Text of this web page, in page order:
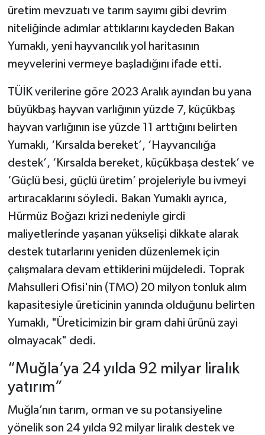
üretim mevzuatı ve tarım sayımı gibi devrim
niteliğinde adımlar attıklarını kaydeden Bakan
Yumaklı, yeni hayvancılık yol haritasının
meyvelerini vermeye başladığını ifade etti.
TÜİK verilerine göre 2023 Aralık ayından bu yana
büyükbaş hayvan varlığının yüzde 7, küçükbaş
hayvan varlığının ise yüzde 11 arttığını belirten
Yumaklı, ‘Kırsalda bereket’, ‘Hayvancılığa
destek’, ‘Kırsalda bereket, küçükbaşa destek’ ve
‘Güçlü besi, güçlü üretim’ projeleriyle bu ivmeyi
artıracaklarını söyledi. Bakan Yumaklı ayrıca,
Hürmüz Boğazı krizi nedeniyle girdi
maliyetlerinde yaşanan yükselişi dikkate alarak
destek tutarlarını yeniden düzenlemek için
çalışmalara devam ettiklerini müjdeledi. Toprak
Mahsulleri Ofisi'nin (TMO) 20 milyon tonluk alım
kapasitesiyle üreticinin yanında olduğunu belirten
Yumaklı, "Üreticimizin bir gram dahi ürünü zayi
olmayacak" dedi.
“Muğla’ya 24 yılda 92 milyar liralık
yatırım”
Muğla’nın tarım, orman ve su potansiyeline
yönelik son 24 yılda 92 milyar liralık destek ve